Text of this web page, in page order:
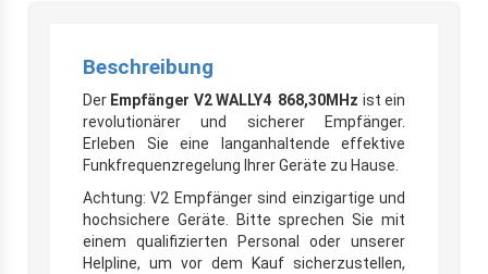
Beschreibung
Der Empfänger V2 WALLY4 868,30MHz ist ein
revolutionärer und sicherer Empfänger.
Erleben Sie eine langanhaltende effektive
Funkfrequenzregelung Ihrer Geräte zu Hause.
Achtung: V2 Empfänger sind einzigartige und
hochsichere Geräte. Bitte sprechen Sie mit
einem qualifizierten Personal oder unserer
Helpline, um vor dem Kauf sicherzustellen,